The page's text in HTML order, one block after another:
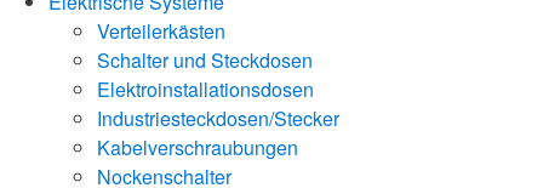
Verteilerkästen
Schalter und Steckdosen
Elektroinstallationsdosen
Industriesteckdosen/Stecker
Kabelverschraubungen
Nockenschalter